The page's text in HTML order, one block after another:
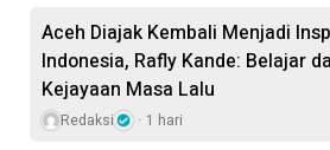
Aceh Diajak Kembali Menjadi
Indonesia, Rafly Kande: Belajar
Kejayaan Masa Lalu
Redaksi 1 hari